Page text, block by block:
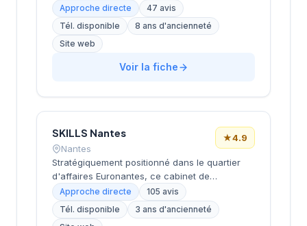
activités de conseil en ressources humaines
auprès d'entreprises locales et régionales.
Sous la direction de Della Croce, la structure
accompagne les organisations dans leurs
recrutements avec une approche
personnalisée. L'équipe intervient sur
l'excellente notation Google de 5/5 obtenue
sur la base de 47 avis.
Approche directe
47 avis
Tél. disponible
8 ans d'ancienneté
Site web
Voir la fiche
SKILLS Nantes
Nantes
★4.9
Stratégiquement positionné dans le quartier
d'affaires Euronantes, ce cabinet de
recrutement accompagne les entreprises
nantaises dans leurs recherches de talents
depuis plusieurs années. La structure se
Approche directe
105 avis
Tél. disponible
3 ans d'ancienneté